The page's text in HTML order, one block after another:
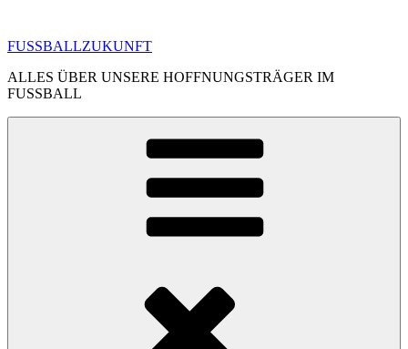
springen
FUSSBALLZUKUNFT
ALLES ÜBER UNSERE HOFFNUNGSTRÄGER IM
FUSSBALL